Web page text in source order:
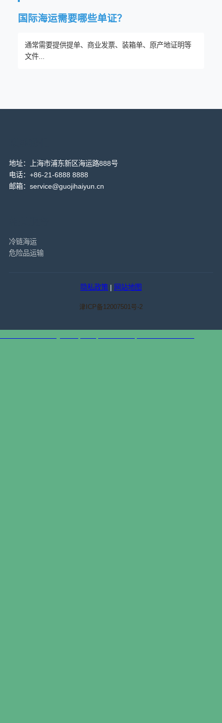
国际海运需要哪些单证？
通常需要提供提单、商业发票、装箱单、原产地证明等
文件...
地址：上海市浦东新区海运路888号
电话：+86-21-6888 8888
邮箱：service@guojihaiyun.cn
冷链海运
危险品运输
隐私政策 | 网站地图
津ICP备12007501号-2